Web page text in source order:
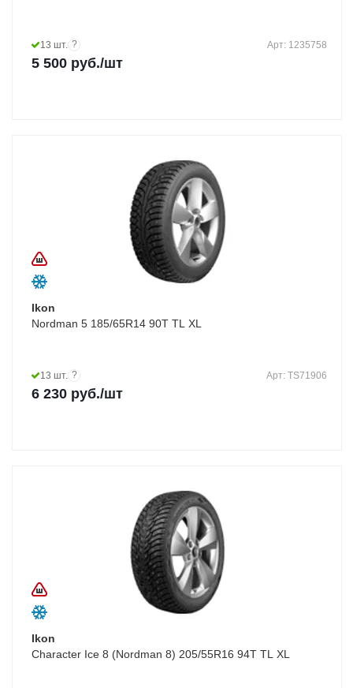
13 шт. ? Арт: 1235758
5 500 руб./шт
Ikon
Nordman 5 185/65R14 90T TL XL
13 шт. ? Арт: TS71906
6 230 руб./шт
Ikon
Character Ice 8 (Nordman 8) 205/55R16 94T TL XL